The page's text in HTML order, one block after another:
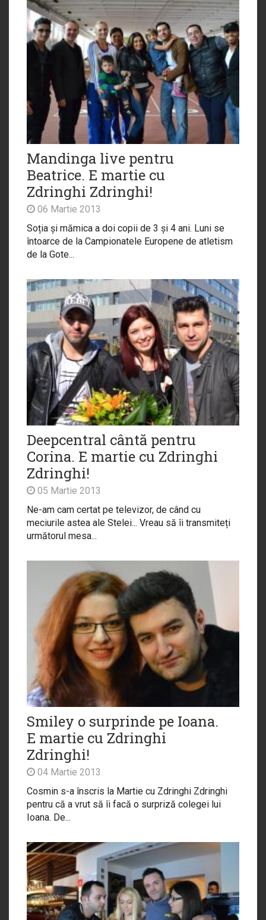
Mandinga live pentru
Beatrice. E martie cu
Zdringhi Zdringhi!
06 Martie 2013
Soția și mămica a doi copii de 3 și 4 ani. Luni se
întoarce de la Campionatele Europene de atletism
de la Gote...
Deepcentral cântă pentru
Corina. E martie cu Zdringhi
Zdringhi!
05 Martie 2013
Ne-am cam certat pe televizor, de când cu
meciurile astea ale Stelei... Vreau să îi transmiteți
următorul mesa...
Smiley o surprinde pe Ioana.
E martie cu Zdringhi
Zdringhi!
04 Martie 2013
Cosmin s-a înscris la Martie cu Zdringhi Zdringhi
pentru că a vrut să îi facă o surpriză colegei lui
Ioana. De...